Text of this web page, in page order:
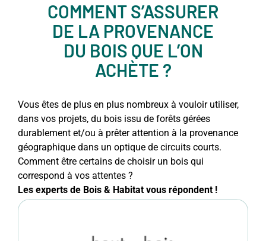
COMMENT S’ASSURER
DE LA PROVENANCE
DU BOIS QUE L’ON
ACHÈTE ?
Vous êtes de plus en plus nombreux à vouloir utiliser,
dans vos projets, du bois issu de forêts gérées
durablement et/ou à prêter attention à la provenance
géographique dans un optique de circuits courts.
Comment être certains de choisir un bois qui
correspond à vos attentes ?
Les experts de Bois & Habitat vous répondent !